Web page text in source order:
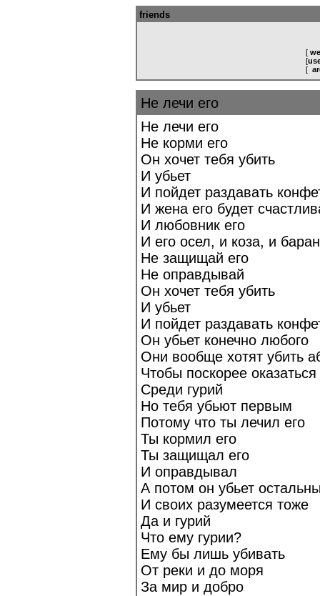
friends
[
[
[
Не лечи его
Не лечи его
Не корми его
Он хочет тебя убить
И убьет
И пойдет раздавать
И жена его будет
И любовник его
И его осел, и коза, и баран
Не защищай его
Не оправдывай
Он хочет тебя убить
И убьет
И пойдет раздавать
Он убьет конечно любого
Они вообще хотят убить
Чтобы поскорее
Среди гурий
Но тебя убьют первым
Потому что ты лечил его
Ты кормил его
Ты защищал его
И оправдывал
А потом он убьет
И своих разумеется тоже
Да и гурий
Что ему гурии?
Ему бы лишь убивать
От реки и до моря
За мир и добро